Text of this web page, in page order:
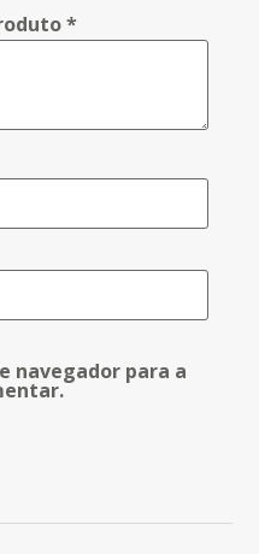
*
navegador para a